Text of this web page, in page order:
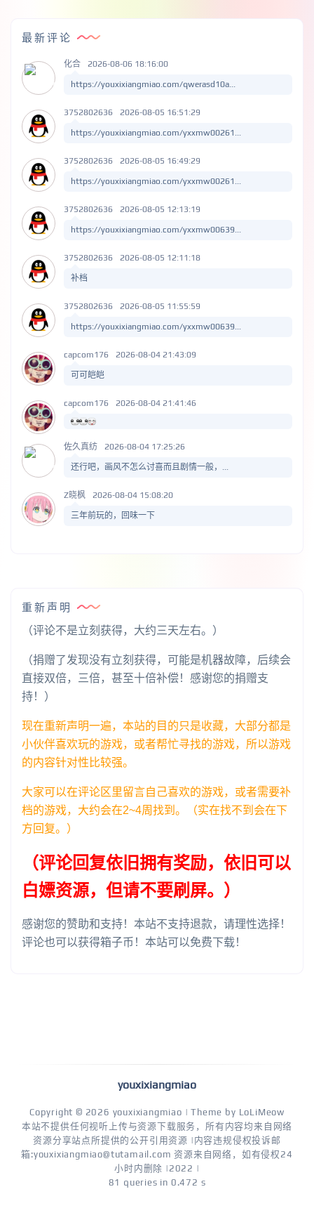
最新评论
化合 2026-08-06 18:16:00
https://youxixiangmiao.com/qwerasd10a...
3752802636 2026-08-05 16:51:29
https://youxixiangmiao.com/yxxmw00261...
3752802636 2026-08-05 16:49:29
https://youxixiangmiao.com/yxxmw00261...
3752802636 2026-08-05 12:13:19
https://youxixiangmiao.com/yxxmw00639...
3752802636 2026-08-05 12:11:18
补档
3752802636 2026-08-05 11:55:59
https://youxixiangmiao.com/yxxmw00639...
capcom176 2026-08-04 21:43:09
可可皑皑
capcom176 2026-08-04 21:41:46
佐久真纺 2026-08-04 17:25:26
还行吧，画风不怎么讨喜而且剧情一般，...
Z晓枫 2026-08-04 15:08:20
三年前玩的，回味一下
重新声明
（评论不是立刻获得，大约三天左右。）
（捐赠了发现没有立刻获得，可能是机器故障，后续会
直接双倍，三倍，甚至十倍补偿！感谢您的捐赠支
持！）
现在重新声明一遍，本站的目的只是收藏，大部分都是
小伙伴喜欢玩的游戏，或者帮忙寻找的游戏，所以游戏
的内容针对性比较强。
大家可以在评论区里留言自己喜欢的游戏，或者需要补
档的游戏，大约会在2~4周找到。（实在找不到会在下
方回复。）
（评论回复依旧拥有奖励，依旧可以
白嫖资源，但请不要刷屏。）
感谢您的赞助和支持！本站不支持退款，请理性选择！
评论也可以获得箱子币！本站可以免费下载！
youxixiangmiao
Copyright © 2026 youxixiangmiao | Theme by LoLiMeow
本站不提供任何视听上传与资源下载服务，所有内容均来自网络
资源分享站点所提供的公开引用资源 |内容违规侵权投诉邮
箱:youxixiangmiao@tutamail.com 资源来自网络，如有侵权24
小时内删除 |2022 |
81 queries in 0.472 s